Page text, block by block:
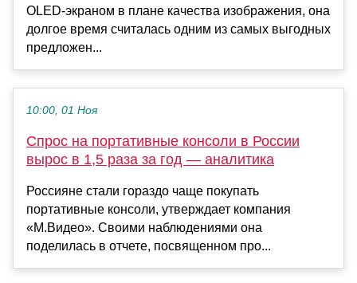
OLED-экраном в плане качества изображения, она
долгое время считалась одним из самых выгодных
предложен...
10:00, 01 Ноя
Спрос на портативные консоли в России
вырос в 1,5 раза за год — аналитика
Россияне стали гораздо чаще покупать
портативные консоли, утверждает компания
«М.Видео». Своими наблюдениями она
поделилась в отчете, посвященном про...